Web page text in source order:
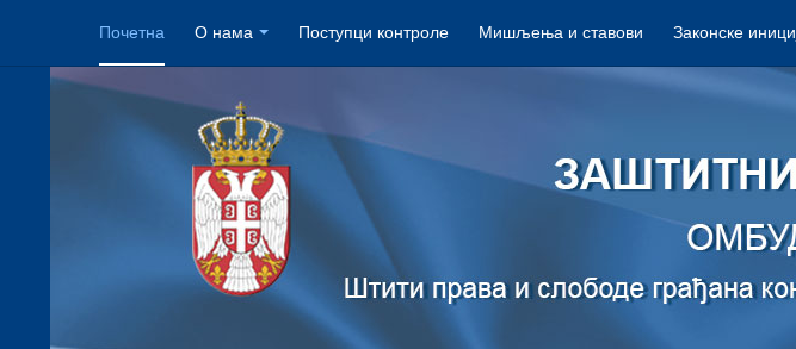
Почетна О нама Поступци контроле Мишљења и ставови Законске